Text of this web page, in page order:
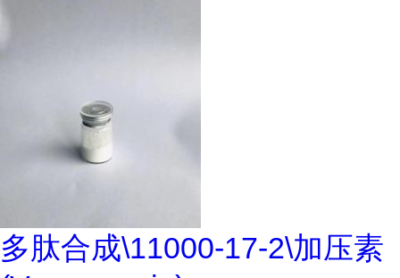
多肽合成\11000-17-2\加压素